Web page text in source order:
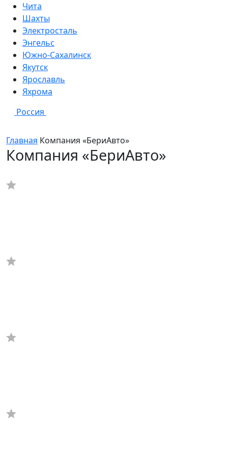
Чита
Шахты
Электросталь
Энгельс
Южно-Сахалинск
Якутск
Ярославль
Яхрома
Россия
Главная Компания «БериАвто»
Компания «БериАвто»